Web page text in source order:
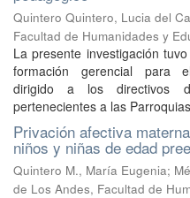
Quintero Quintero, Lucia del
Facultad de Humanidades y
La presente investigación
formación gerencial para
dirigido a los directivos
pertenecientes a las
Privación afectiva
niños y niñas de edad
Quintero M., María Eugenia;
de Los Andes, Facultad de